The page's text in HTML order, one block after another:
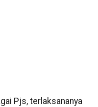
Pjs, terlaksananya